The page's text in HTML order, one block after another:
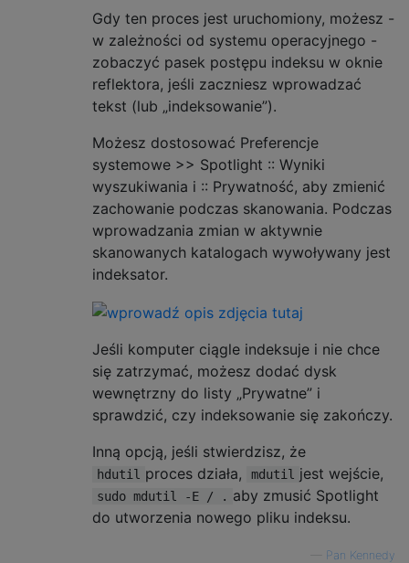
Gdy ten proces jest uruchomiony, możesz -
w zależności od systemu operacyjnego -
zobaczyć pasek postępu indeksu w oknie
reflektora, jeśli zaczniesz wprowadzać
tekst (lub „indeksowanie”).
Możesz dostosować Preferencje
systemowe >> Spotlight :: Wyniki
wyszukiwania i :: Prywatność, aby zmienić
zachowanie podczas skanowania. Podczas
wprowadzania zmian w aktywnie
skanowanych katalogach wywoływany jest
indeksator.
Jeśli komputer ciągle indeksuje i nie chce
się zatrzymać, możesz dodać dysk
wewnętrzny do listy „Prywatne” i
sprawdzić, czy indeksowanie się zakończy.
Inną opcją, jeśli stwierdzisz, że
hdutil proces działa, mdutil jest wejście,
sudo mdutil -E / . aby zmusić Spotlight
do utworzenia nowego pliku indeksu.
Pan Kennedy